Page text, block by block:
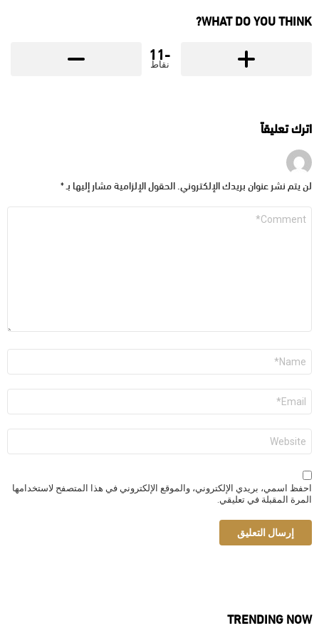
WHAT DO YOU THINK?
-11
نقاط
اترك تعليقاً
لن يتم نشر عنوان بريدك الإلكتروني.الحقول الإلزامية مشار إليها بـ*
البريد
الإلكتروني
*
الموقع
الإلكتروني
احفظ اسمي، بريدي الإلكتروني، والموقع الإلكتروني في هذا المتصفح لاستخدامها
المرة المقبلة في تعليقي.
TRENDING NOW